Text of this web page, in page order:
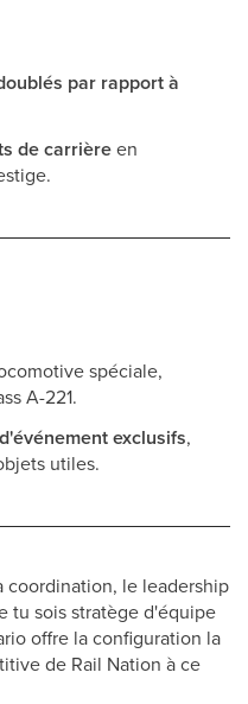
par rapport à
de carrièreen
spéciale,
A-221.
exclusifs,
utiles.
coordination, le leadership
tu sois stratège d'équipe
offre la configuration la
de Rail Nation à ce